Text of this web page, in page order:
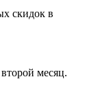
скидок в
месяц.